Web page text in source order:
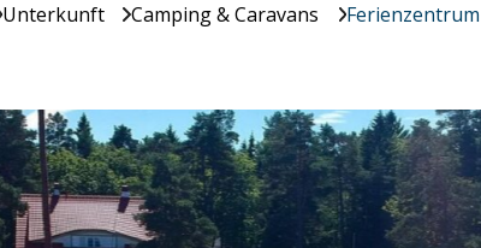
Unterkunft Camping & Caravans